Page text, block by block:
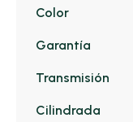
Color
Garantía
Transmisión
Cilindrada